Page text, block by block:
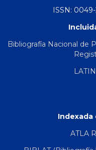
ISSN:
Bibliografía Nacional de
Indexada
ATLA